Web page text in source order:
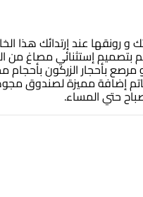
رونقها عند إرتدائك هذا
بتصميم إستثنائي مصاغ من
إضافة مميزة لصندوق
حتي المساء.